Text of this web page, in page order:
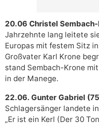
20.06 Christel
Jahrzehnte lang leitete
Europas mit festem Sitz
Großvater Karl Krone
stand Sembach-Krone
in der Manege.
22.06. Gunter Gabriel
Schlagersänger landete
„Er ist ein Kerl (Der 30